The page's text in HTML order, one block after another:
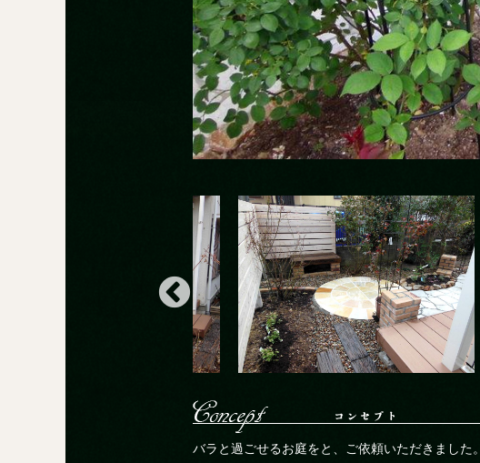
バラと過ごせるお庭をと、ご依頼いただきました。